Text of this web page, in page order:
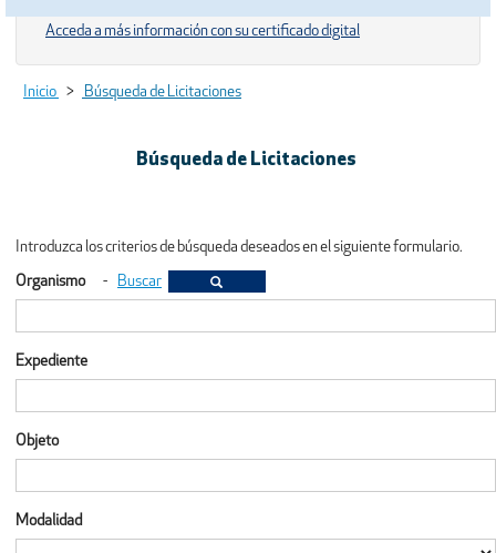
Acceda a más información con su certificado digital
Inicio > Búsqueda de Licitaciones
Búsqueda de Licitaciones
Introduzca los criterios de búsqueda deseados en el siguiente formulario.
Organismo - Buscar
Expediente
Objeto
Modalidad